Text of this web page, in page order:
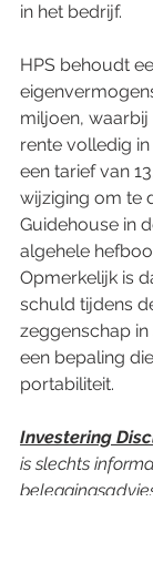
in het bedrijf.
HPS behoudt
miljoen,
rente volledig
een tarief van
wijziging om te
Guidehouse in
algehele
Opmerkelijk is
schuld tijdens
zeggenschap
een bepaling
portabiliteit.
Investering
is slechts